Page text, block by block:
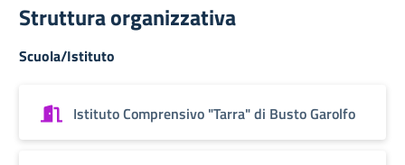
Struttura organizzativa
Scuola/Istituto
Istituto Comprensivo "Tarra" di Busto Garolfo